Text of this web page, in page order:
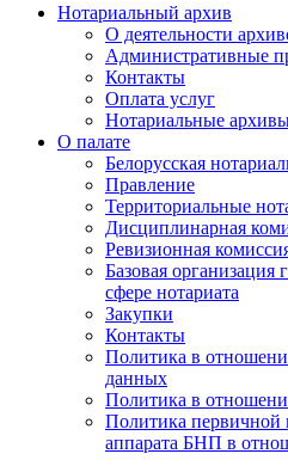
Нотариальный архив
О деятельности
Административные
Контакты
Оплата услуг
Нотариальные
О палате
Белорусская
Правление
Территориальные
Дисциплинарная
Ревизионная
Базовая организация
сфере нотариата
Закупки
Контакты
Политика в
данных
Политика в
Политика первичной
аппарата БНП в